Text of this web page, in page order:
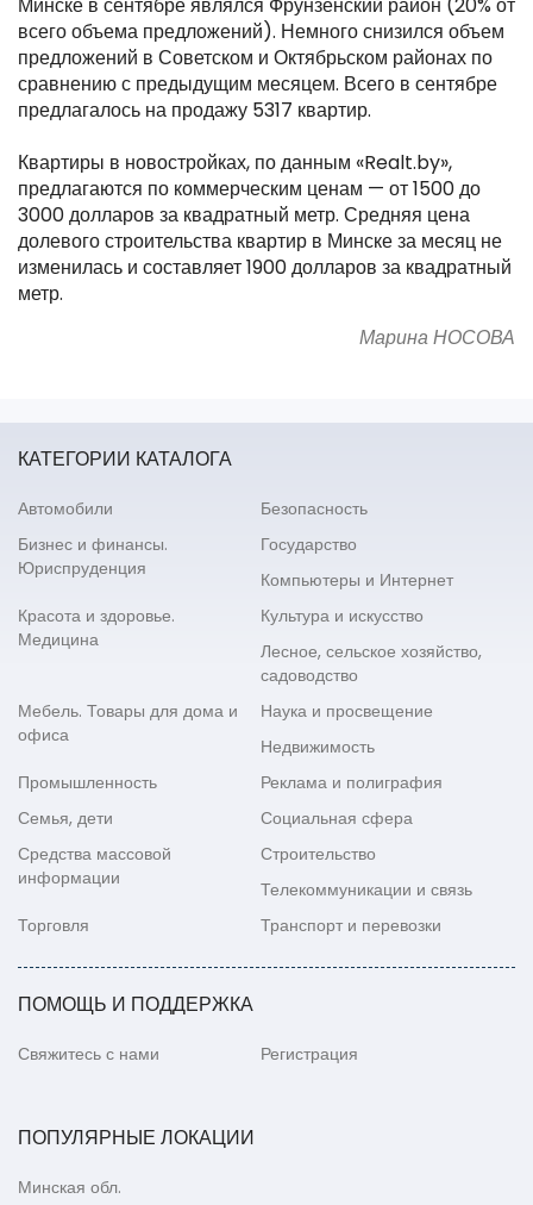
всего объема предложений). Немного снизился объем
предложений в Советском и Октябрьском районах по
сравнению с предыдущим месяцем. Всего в сентябре
предлагалось на продажу 5317 квартир.
Квартиры в новостройках, по данным «Realt.by»,
предлагаются по коммерческим ценам — от 1500 до
3000 долларов за квадратный метр. Средняя цена
долевого строительства квартир в Минске за месяц не
изменилась и составляет 1900 долларов за квадратный
метр.
Марина НОСОВА
КАТЕГОРИИ КАТАЛОГА
Автомобили
Безопасность
Бизнес и финансы.
Юриспруденция
Государство
Компьютеры и Интернет
Красота и здоровье.
Медицина
Культура и искусство
Лесное, сельское хозяйство,
садоводство
Мебель. Товары для дома и
офиса
Наука и просвещение
Недвижимость
Промышленность
Реклама и полиграфия
Семья, дети
Социальная сфера
Средства массовой
информации
Строительство
Телекоммуникации и связь
Торговля
Транспорт и перевозки
ПОМОЩЬ И ПОДДЕРЖКА
Свяжитесь с нами Регистрация
ПОПУЛЯРНЫЕ ЛОКАЦИИ
Минская обл.